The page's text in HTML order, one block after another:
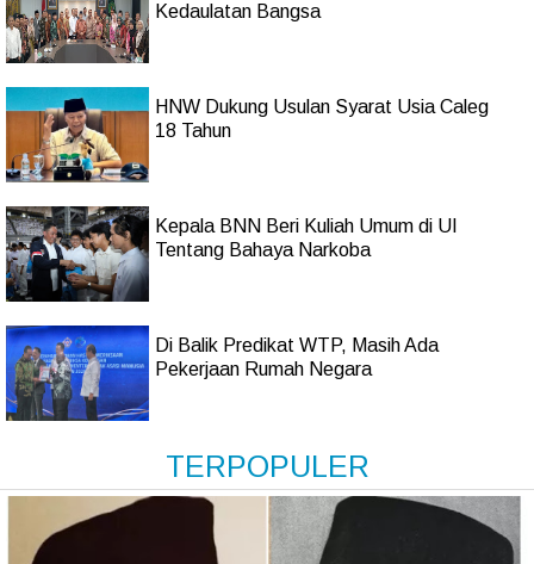
Kedaulatan Bangsa
HNW Dukung Usulan Syarat Usia Caleg
18 Tahun
Kepala BNN Beri Kuliah Umum di UI
Tentang Bahaya Narkoba
Di Balik Predikat WTP, Masih Ada
Pekerjaan Rumah Negara
TERPOPULER